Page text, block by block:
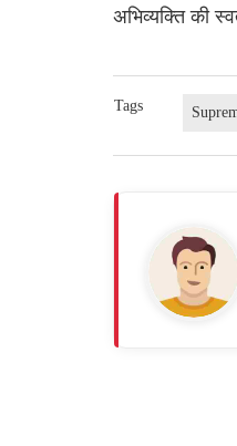
अभिव्यक्ति की
Tags